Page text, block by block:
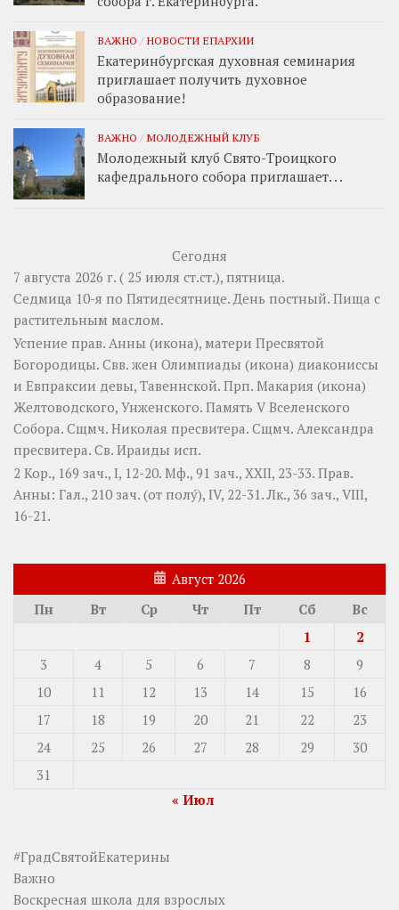
ВАЖНО / НОВОСТИ ЕПАРХИИ
Екатеринбургская духовная семинария
приглашает получить духовное
образование!
ВАЖНО / МОЛОДЕЖНЫЙ КЛУБ
Молодежный клуб Свято-Троицкого
кафедрального собора приглашает. . .
Сегодня
7 августа 2026 г. ( 25 июля ст.ст.), пятница.
Седмица 10-я по Пятидесятнице. День постный. Пища с
растительным маслом.
Успение прав. Анны (икона), матери Пресвятой
Богородицы. Свв. жен Олимпиады (икона) диакониссы
и Евпраксии девы, Тавеннской. Прп. Макария (икона)
Желтоводского, Унженского. Память V Вселенского
Собора. Сщмч. Николая пресвитера. Сщмч. Александра
пресвитера. Св. Ираиды исп.
2 Кор., 169 зач., I, 12-20. Мф., 91 зач., XXII, 23-33. Прав.
Анны: Гал., 210 зач. (от полу́), IV, 22-31. Лк., 36 зач., VIII,
16-21.
Август 2026
Пн
Вт Ср Чт Пт Сб
Вс
1
2
3
4 5 6 7 8
9
10
11 12 13 14 15
16
17
18 19 20 21 22
23
24
25 26 27 28 29
30
31
« Июл
#ГрадСвятойЕкатерины
Важно
Воскресная школа для взрослых